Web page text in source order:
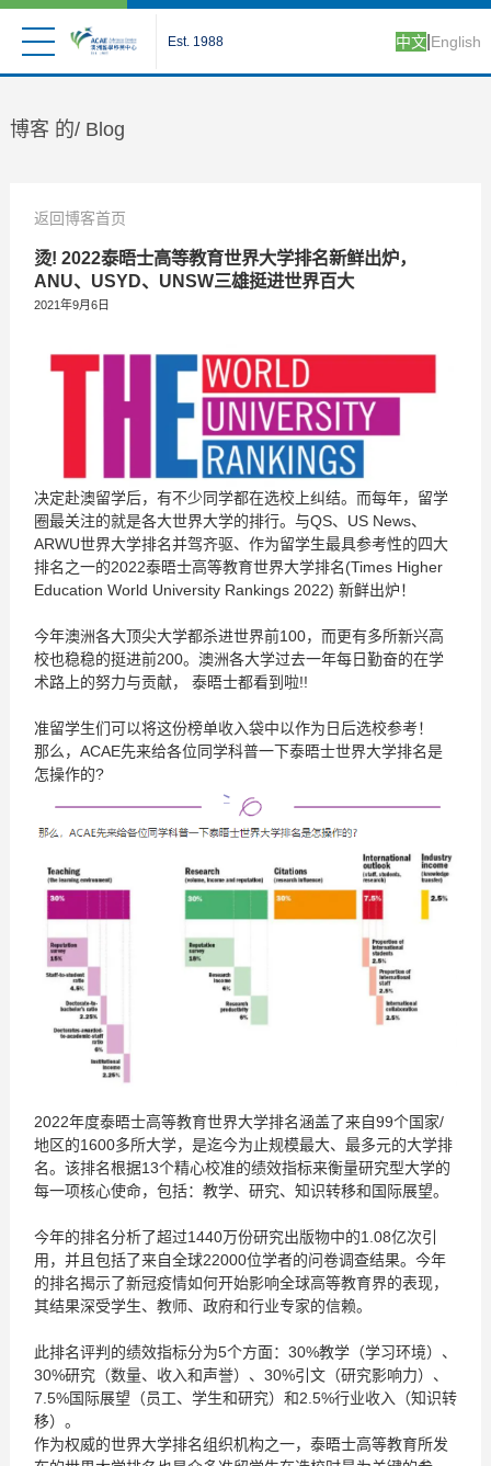
Est. 1988 中文 English
博客 的/ Blog
返回博客首页
烫! 2022泰晤士高等教育世界大学排名新鲜出炉，
ANU、USYD、UNSW三雄挺进世界百大
2021年9月6日
决定赴澳留学后，有不少同学都在选校上纠结。而每年，留学
圈最关注的就是各大世界大学的排行。与QS、US News、
ARWU世界大学排名并驾齐驱、作为留学生最具参考性的四大
排名之一的2022泰晤士高等教育世界大学排名(Times Higher
Education World University Rankings 2022) 新鲜出炉！
今年澳洲各大顶尖大学都杀进世界前100，而更有多所新兴高
校也稳稳的挺进前200。澳洲各大学过去一年每日勤奋的在学
术路上的努力与贡献， 泰晤士都看到啦!!
准留学生们可以将这份榜单收入袋中以作为日后选校参考！
那么，ACAE先来给各位同学科普一下泰晤士世界大学排名是
怎操作的?
2022年度泰晤士高等教育世界大学排名涵盖了来自99个国家/
地区的1600多所大学，是迄今为止规模最大、最多元的大学排
名。该排名根据13个精心校准的绩效指标来衡量研究型大学的
每一项核心使命，包括：教学、研究、知识转移和国际展望。
今年的排名分析了超过1440万份研究出版物中的1.08亿次引
用，并且包括了来自全球22000位学者的问卷调查结果。今年
的排名揭示了新冠疫情如何开始影响全球高等教育界的表现，
其结果深受学生、教师、政府和行业专家的信赖。
此排名评判的绩效指标分为5个方面：30%教学（学习环境）、
30%研究（数量、收入和声誉）、30%引文（研究影响力）、
7.5%国际展望（员工、学生和研究）和2.5%行业收入（知识转
移）。
作为权威的世界大学排名组织机构之一，泰晤士高等教育所发